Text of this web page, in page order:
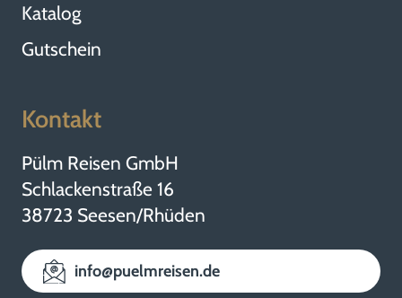
Katalog
Gutschein
Kontakt
Pülm Reisen GmbH
Schlackenstraße 16
38723 Seesen/Rhüden
info@puelmreisen.de